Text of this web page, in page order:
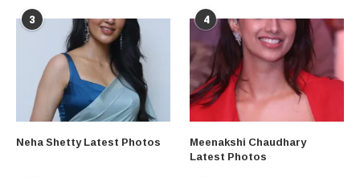
3
Neha Shetty Latest Photos
4
Meenakshi Chaudhary
Latest Photos